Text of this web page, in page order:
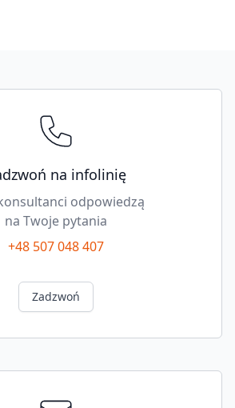
na infolinię
odpowiedzą
na Twoje pytania
+48 507 048 407
Zadzwoń